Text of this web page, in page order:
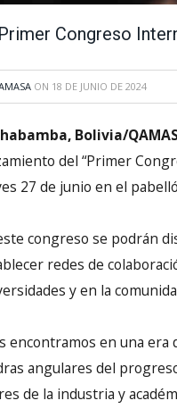
Congreso
ON 18 DE JUNIO DE 2024
Bolivia/
del “Primer
27 de junio en el
congreso se podrán
redes de
y en la
encontramos en una era
angulares del
de la industria y